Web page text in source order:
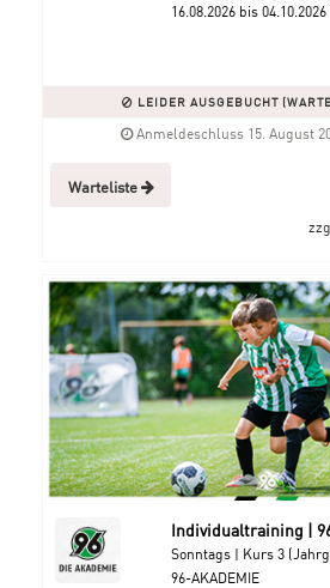
16.08.2026 bis
LEIDER AUSGEBUCHT
Anmeldeschluss 15. August
Warteliste
Individualtraining |
Sonntags | Kurs 3
96-AKADEMIE